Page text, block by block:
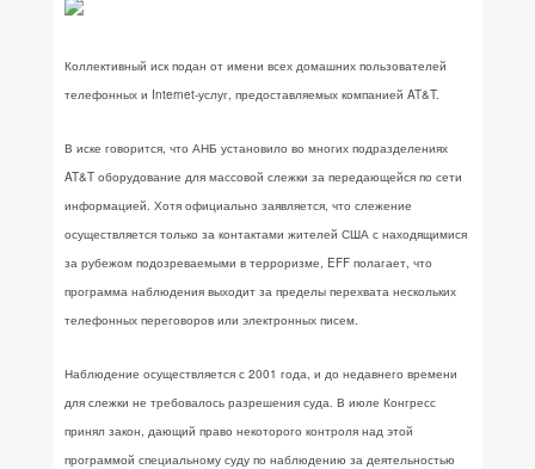
Коллективный иск подан от имени всех домашних пользователей
телефонных и Internet-услуг, предоставляемых компанией AT&T.
В иске говорится, что АНБ установило во многих подразделениях
AT&T оборудование для массовой слежки за передающейся по сети
информацией. Хотя официально заявляется, что слежение
осуществляется только за контактами жителей США с находящимися
за рубежом подозреваемыми в терроризме, EFF полагает, что
программа наблюдения выходит за пределы перехвата нескольких
телефонных переговоров или электронных писем.
Наблюдение осуществляется с 2001 года, и до недавнего времени
для слежки не требовалось разрешения суда. В июле Конгресс
принял закон, дающий право некоторого контроля над этой
программой специальному суду по наблюдению за деятельностью